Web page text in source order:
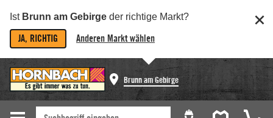
Ist Brunn am Gebirge der richtige Markt?
JA, RICHTIG Anderen Markt wählen
Brunn am Gebirge